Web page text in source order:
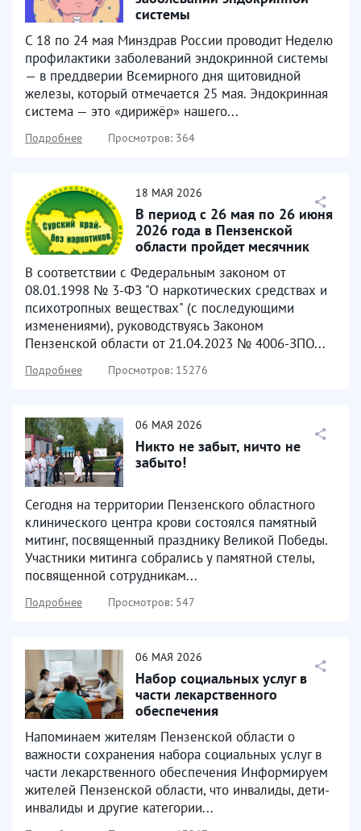
системы
С 18 по 24 мая Минздрав России проводит Неделю
профилактики заболеваний эндокринной системы
— в преддверии Всемирного дня щитовидной
железы, который отмечается 25 мая. Эндокринная
система — это «дирижёр» нашего...
Подробнее Просмотров: 364
18 МАЯ 2026
В период с 26 мая по 26 июня
2026 года в Пензенской
области пройдет месячник
В соответствии с Федеральным законом от
08.01.1998 № 3-ФЗ "О наркотических средствах и
психотропных веществах" (с последующими
изменениями), руководствуясь Законом
Пензенской области от 21.04.2023 № 4006-ЗПО...
Подробнее Просмотров: 15276
06 МАЯ 2026
Никто не забыт, ничто не
забыто!
Сегодня на территории Пензенского областного
клинического центра крови состоялся памятный
митинг, посвященный празднику Великой Победы.
Участники митинга собрались у памятной стелы,
посвященной сотрудникам...
Подробнее Просмотров: 547
06 МАЯ 2026
Набор социальных услуг в
части лекарственного
обеспечения
Напоминаем жителям Пензенской области о
важности сохранения набора социальных услуг в
части лекарственного обеспечения Информируем
жителей Пензенской области, что инвалиды, дети-
инвалиды и другие категории...